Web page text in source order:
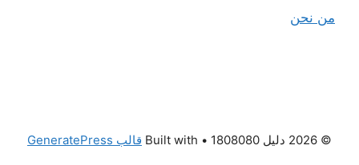
من نحن
© 2026 دليل 1808080 • Built with قالب GeneratePress